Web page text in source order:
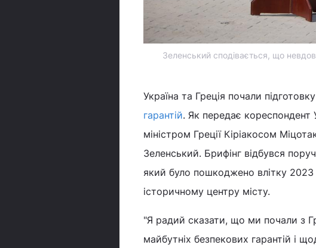
Зеленський сподівається, що
Україна та Греція почали
гарантій. Як передає кореспондент
міністром Греції Кіріакосом
Зеленський. Брифінг відбувся
який було пошкоджено влітку
історичному центру місту.
"Я радий сказати, що ми почали з
майбутніх безпекових гарантій і